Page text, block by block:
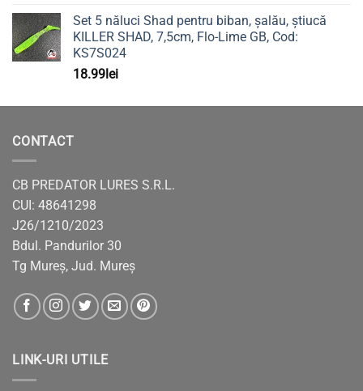
Set 5 năluci Shad pentru biban, șalău, știucă
KILLER SHAD, 7,5cm, Flo-Lime GB, Cod:
KS7S024
18.99lei
CONTACT
CB PREDATOR LURES S.R.L.
CUI: 48641298
J26/1210/2023
Bdul. Pandurilor 30
Tg Mureș, Jud. Mureș
LINK-URI UTILE